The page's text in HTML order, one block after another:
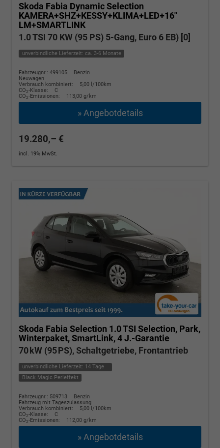
Skoda Fabia Dynamic Selection
KAMERA+SHZ+KESSY+KLIMA+LED+16"
LM+SMARTLINK
1.0 TSI 70 KW (95 PS) 5-Gang, Euro 6 EB) [0]
unverbindliche Lieferzeit: ca. 3-6 Monate
Fahrzeugnr.: 499105
Benzin
Neuwagen
Verbrauch kombiniert:
5,00 l/100km
CO2-Klasse:
C
CO2-Emissionen: 113,00 g/km
» Angebotdetails
19.280,– €
incl. 19% MwSt.
Skoda Fabia Selection 1.0 TSI Selection, Park,
Winterpaket, SmartLink, 4 J.-Garantie
70 kW (95 PS), Schaltgetriebe, Frontantrieb
unverbindliche Lieferzeit: 14 Tage
Black Magic Perleffekt
Fahrzeugnr.: 509713
Benzin
Fahrzeug mit Tageszulassung
Verbrauch kombiniert:
5,00 l/100km
CO2-Klasse:
C
CO2-Emissionen: 112,00 g/km
» Angebotdetails